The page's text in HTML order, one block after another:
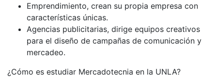
Emprendimiento, crean su propia empresa con
características únicas.
Agencias publicitarias, dirige equipos creativos
para el diseño de campañas de comunicación y
mercadeo.
¿Cómo es estudiar Mercadotecnia en la UNLA?